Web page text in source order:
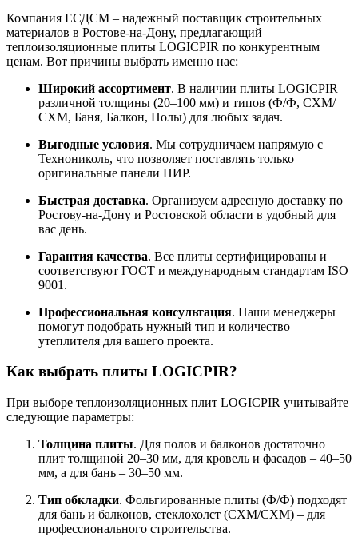
Компания ЕСДСМ – надежный поставщик строительных
материалов в Ростове-на-Дону, предлагающий
теплоизоляционные плиты LOGICPIR по конкурентным
ценам. Вот причины выбрать именно нас:
Широкий ассортимент. В наличии плиты LOGICPIR
различной толщины (20–100 мм) и типов (Ф/Ф, СХМ/
СХМ, Баня, Балкон, Полы) для любых задач.
Выгодные условия. Мы сотрудничаем напрямую с
Технониколь, что позволяет поставлять только
оригинальные панели ПИР.
Быстрая доставка. Организуем адресную доставку по
Ростову-на-Дону и Ростовской области в удобный для
вас день.
Гарантия качества. Все плиты сертифицированы и
соответствуют ГОСТ и международным стандартам ISO
9001.
Профессиональная консультация. Наши менеджеры
помогут подобрать нужный тип и количество
утеплителя для вашего проекта.
Как выбрать плиты LOGICPIR?
При выборе теплоизоляционных плит LOGICPIR учитывайте
следующие параметры:
Толщина плиты. Для полов и балконов достаточно
плит толщиной 20–30 мм, для кровель и фасадов – 40–50
мм, а для бань – 30–50 мм.
Тип обкладки. Фольгированные плиты (Ф/Ф) подходят
для бань и балконов, стеклохолст (СХМ/СХМ) – для
профессионального строительства.